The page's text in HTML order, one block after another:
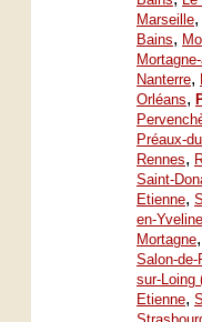
Marseille,
Bains,
Nanterre,
Orléans,
Préaux-
Rennes,
Saint-
Etienne,
en-
Mortagne,
Salon-
sur-Loing
Etienne,